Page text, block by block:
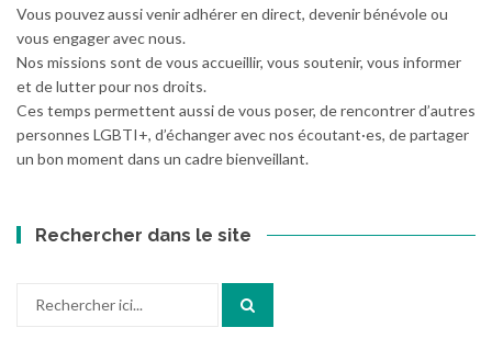
Vous pouvez aussi venir adhérer en direct, devenir bénévole ou
vous engager avec nous.
Nos missions sont de vous accueillir, vous soutenir, vous informer
et de lutter pour nos droits.
Ces temps permettent aussi de vous poser, de rencontrer d’autres
personnes LGBTI+, d’échanger avec nos écoutant·es, de partager
un bon moment dans un cadre bienveillant.
Rechercher dans le site